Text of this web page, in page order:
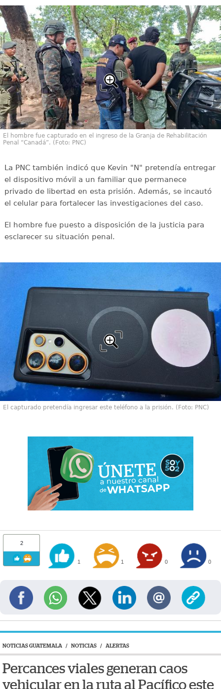
El hombre fue capturado en el ingreso de la Granja de Rehabilitación
Penal “Canadá”. (Foto: PNC)
La PNC también indicó que Kevin "N" pretendía entregar
el dispositivo móvil a un familiar que permanece
privado de libertad en esta prisión. Además, se incautó
el celular para fortalecer las investigaciones del caso.
El hombre fue puesto a disposición de la justicia para
esclarecer su situación penal.
El capturado pretendía ingresar este teléfono a la prisión. (Foto: PNC)
2
1 1 0 0
NOTICIAS GUATEMALA / NOTICIAS / ALERTAS
Percances viales generan caos
vehicular en la ruta al Pacífico este